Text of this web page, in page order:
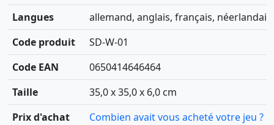
Langues
allemand, anglais, français, néerlandais
Code produit
SD-W-01
Code EAN
0650414646464
Taille
35,0 x 35,0 x 6,0 cm
Prix d'achat
Combien avait vous acheté votre jeu ?